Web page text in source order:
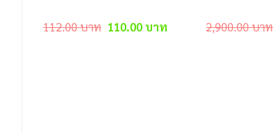
112.00บาท Original
price
110.00บาทCurrent
price
2,900.00บาท